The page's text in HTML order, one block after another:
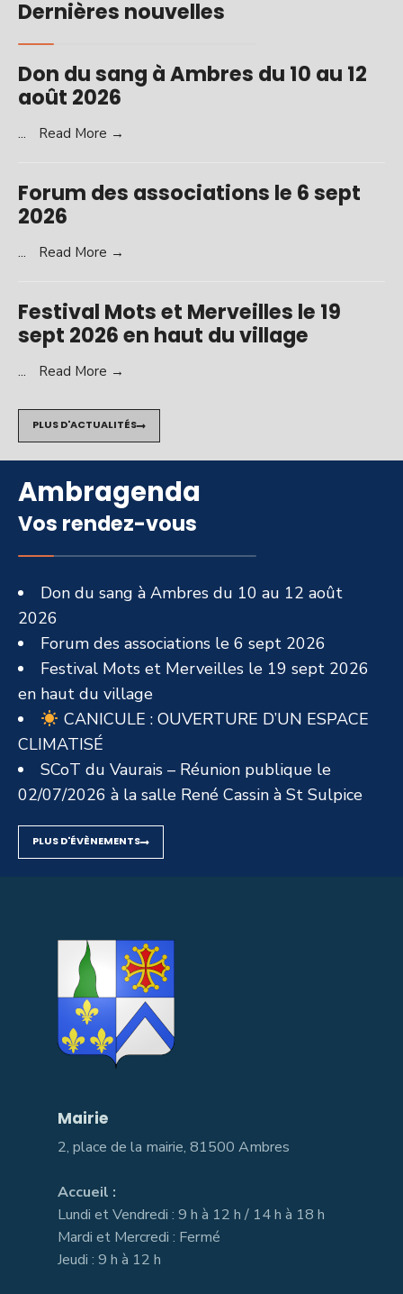
Dernières nouvelles
Don du sang à Ambres du 10 au 12
août 2026
... Read More →
Forum des associations le 6 sept
2026
... Read More →
Festival Mots et Merveilles le 19
sept 2026 en haut du village
... Read More →
PLUS D'ACTUALITÉS
Ambragenda
Vos rendez-vous
Don du sang à Ambres du 10 au 12 août
2026
Forum des associations le 6 sept 2026
Festival Mots et Merveilles le 19 sept 2026
en haut du village
CANICULE : OUVERTURE D’UN ESPACE
CLIMATISÉ
SCoT du Vaurais – Réunion publique le
02/07/2026 à la salle René Cassin à St Sulpice
PLUS D'ÉVÈNEMENTS
Mairie
2, place de la mairie, 81500 Ambres
Accueil :
Lundi et Vendredi : 9 h à 12 h / 14 h à 18 h
Mardi et Mercredi : Fermé
Jeudi : 9 h à 12 h